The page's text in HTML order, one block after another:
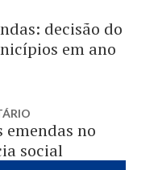
decisão do
em ano
emendas no
social